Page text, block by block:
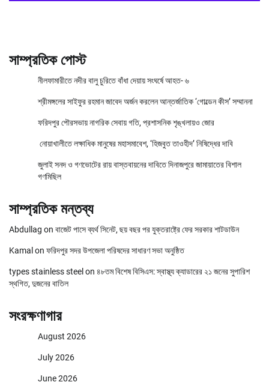
সাম্প্রতিক পোস্ট
নীলফামারীতে নদীর বালু চুরিতে বাঁধা দেয়ায় সংঘর্ষে আহত- ৬
শ্রীমঙ্গলের সাইফুর রহমান জাবেদ অর্জন করলেন আন্তর্জাতিক ‘গোল্ডেন কীস’ সম্মাননা
ফরিদপুর পৌরসভায় নাগরিক সেবায় গতি, প্রশাসনিক শৃঙ্খলায়ও জোর
নোয়াখালীতে লক্ষাধিক মানুষের মহাসমাবেশ, ‘হিজবুত তাওহীদ’ নিষিদ্ধের দাবি
জুলাই সনদ ও গণভোটের রায় বাস্তবায়নের দাবিতে দিনাজপুরে জামায়াতের বিশাল
গণমিছিল
সাম্প্রতিক মন্তব্য
Abdullag on বাজেট পাসে ব্যর্থ সিনেট, ছয় বছর পর যুক্তরাষ্ট্রে ফের সরকার শাটডাউন
Kamalon ফরিদপুর সদর উপজেলা পরিষদের সাধারণ সভা অনুষ্ঠিত
types stainless steelon ৪৮তম বিশেষ বিসিএস: স্বাস্থ্য ক্যাডারের ২১ জনের সুপারিশ
স্থগিত, দুজনের বাতিল
সংরক্ষণাগার
August 2026
July 2026
June 2026